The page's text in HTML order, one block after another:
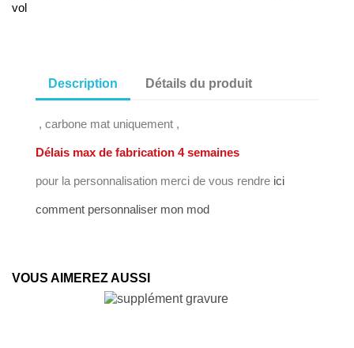
vol
Description Détails du produit
, carbone mat uniquement ,
Délais max de fabrication 4 semaines
pour la personnalisation merci de vous rendre ici
comment personnaliser mon mod
VOUS AIMEREZ AUSSI